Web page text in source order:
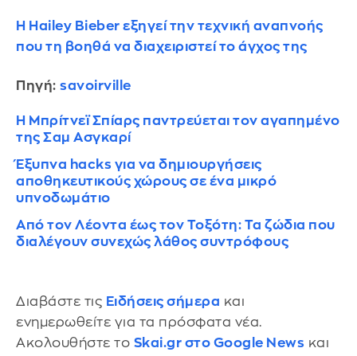
Η Hailey Bieber εξηγεί την τεχνική αναπνοής
που τη βοηθά να διαχειριστεί το άγχος της
Πηγή: savoirville
Η Μπρίτνεϊ Σπίαρς παντρεύεται τον αγαπημένο
της Σαμ Ασγκαρί
Έξυπνα hacks για να δημιουργήσεις
αποθηκευτικούς χώρους σε ένα μικρό
υπνοδωμάτιο
Από τον Λέοντα έως τον Τοξότη: Τα ζώδια που
διαλέγουν συνεχώς λάθος συντρόφους
Διαβάστε τις Ειδήσεις σήμερα και
ενημερωθείτε για τα πρόσφατα νέα.
Ακολουθήστε το Skai.gr στο Google News και